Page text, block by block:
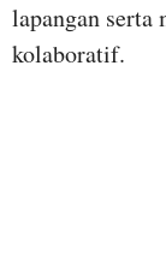
lapangan serta
kolaboratif.